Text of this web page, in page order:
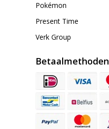
Pokémon
Present Time
Verk Group
Betaalmethoden